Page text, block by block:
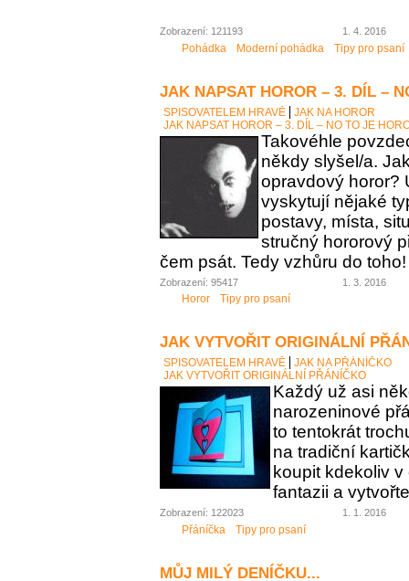
Zobrazení: 121193 1. 4. 2016
Pohádka Moderní pohádka Tipy pro psaní
JAK NAPSAT HOROR – 3. DÍL –
SPISOVATELEM HRAVĚ
JAK NA HOROR
JAK NAPSAT HOROR – 3. DÍL – NO TO JE
Takovéhle
někdy slyšel/a.
opravdový horor?
vyskytují nějaké
postavy, místa,
stručný hororový
čem psát. Tedy vzhůru do toho!
Zobrazení: 95417 1. 3. 2016
Horor Tipy pro psaní
JAK VYTVOŘIT ORIGINÁLNÍ
SPISOVATELEM HRAVĚ
JAK NA PŘÁNÍČKO
JAK VYTVOŘIT ORIGINÁLNÍ PŘÁNÍČKO
Každý už asi
narozeninové
to tentokrát
na tradiční
koupit kdekoliv
fantazii a
Zobrazení: 122023 1. 1. 2016
Přáníčka Tipy pro psaní
MŮJ MILÝ DENÍČKU...